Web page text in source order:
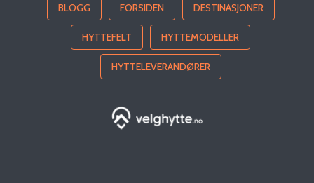
BLOGG FORSIDEN DESTINASJONER
HYTTEFELT HYTTEMODELLER
HYTTELEVERANDØRER